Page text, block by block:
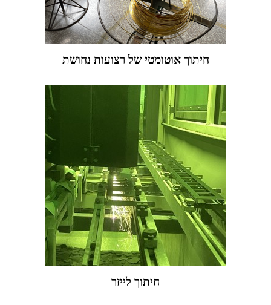
חיתוך אוטומטי של רצועות נחושת
חיתוך לייזר